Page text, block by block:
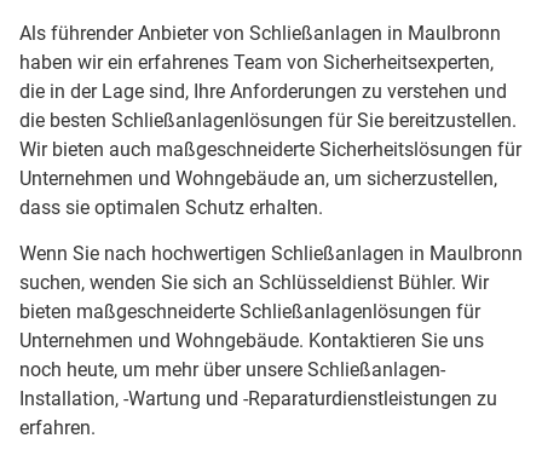
Als führender Anbieter von Schließanlagen in Maulbronn
haben wir ein erfahrenes Team von Sicherheitsexperten,
die in der Lage sind, Ihre Anforderungen zu verstehen und
die besten Schließanlagenlösungen für Sie bereitzustellen.
Wir bieten auch maßgeschneiderte Sicherheitslösungen für
Unternehmen und Wohngebäude an, um sicherzustellen,
dass sie optimalen Schutz erhalten.
Wenn Sie nach hochwertigen Schließanlagen in Maulbronn
suchen, wenden Sie sich an Schlüsseldienst Bühler. Wir
bieten maßgeschneiderte Schließanlagenlösungen für
Unternehmen und Wohngebäude. Kontaktieren Sie uns
noch heute, um mehr über unsere Schließanlagen-
Installation, -Wartung und -Reparaturdienstleistungen zu
erfahren.